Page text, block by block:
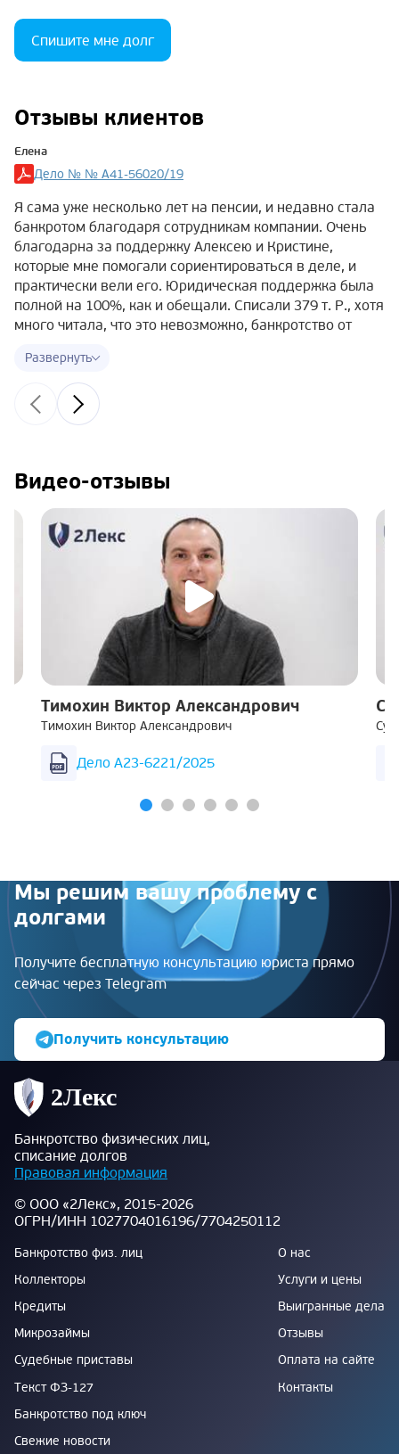
Спишите мне долг
Отзывы клиентов
Елена
Дело № № А41-56020/19
Я сама уже несколько лет на пенсии, и недавно стала
банкротом благодаря сотрудникам компании. Очень
благодарна за поддержку Алексею и Кристине,
которые мне помогали сориентироваться в деле, и
практически вели его. Юридическая поддержка была
полной на 100%, как и обещали. Списали 379 т. Р., хотя
много читала, что это невозможно, банкротство от
сказать, что ничего страшного в судебных мерах нет,
если платить нечем и есть хорошее
юрсопровождение. Только дам хороший совет —
лучше начинать готовить документы заранее, чтобы не
Видео-отзывы
Тимохин Виктор Александрович
Тимохин Виктор Александрович
Дело А23-6221/2025
Мы решим вашу проблему с
долгами
Получите бесплатную консультацию юриста прямо
сейчас через Telegram
Получить консультацию
Банкротство физических лиц,
списание долгов
Правовая информация
© ООО «2Лекс», 2015-2026
ОГРН/ИНН 1027704016196/7704250112
Банкротство физ. лиц
Коллекторы
Кредиты
Микрозаймы
Судебные приставы
Текст ФЗ-127
Банкротство под ключ
Свежие новости
О нас
Услуги и цены
Выигранные дела
Отзывы
Оплата на сайте
Контакты